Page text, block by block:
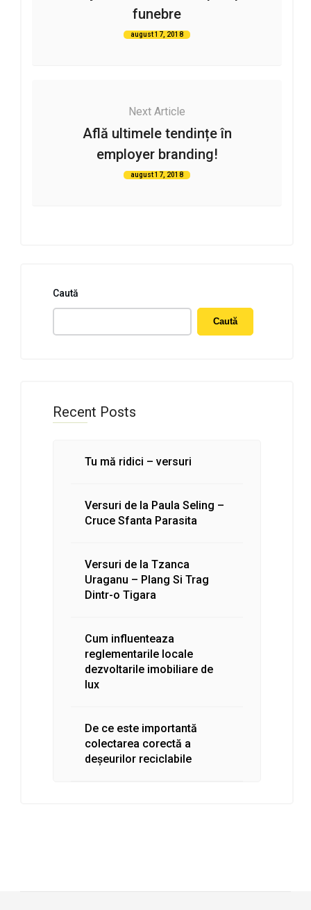
funebre
august 17, 2018
Next Article
Află ultimele tendințe în
employer branding!
august 17, 2018
Caută
Caută
Recent Posts
Tu mă ridici – versuri
Versuri de la Paula Seling –
Cruce Sfanta Parasita
Versuri de la Tzanca
Uraganu – Plang Si Trag
Dintr-o Tigara
Cum influenteaza
reglementarile locale
dezvoltarile imobiliare de
lux
De ce este importantă
colectarea corectă a
deșeurilor reciclabile